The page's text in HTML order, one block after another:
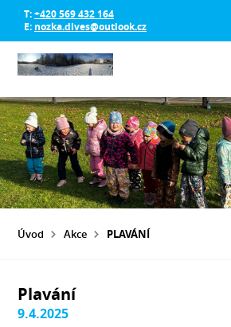
T:+420 569 432 164
E: nozka.dlves@outlook.cz
Úvod Akce PLAVÁNÍ
Plavání
9.4.2025